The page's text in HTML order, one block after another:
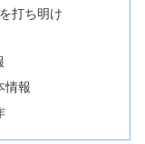
打ち明け
情報